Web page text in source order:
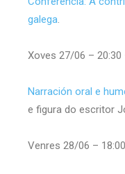
galega.
Xoves 27/06 – 20:30
Narración oral e
e figura do escritor
Venres 28/06 –